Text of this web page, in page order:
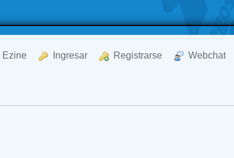
Ezine Ingresar Registrarse Webchat